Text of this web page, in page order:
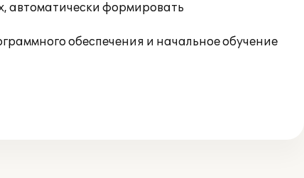
автоматически формировать
обеспечения и начальное обучение